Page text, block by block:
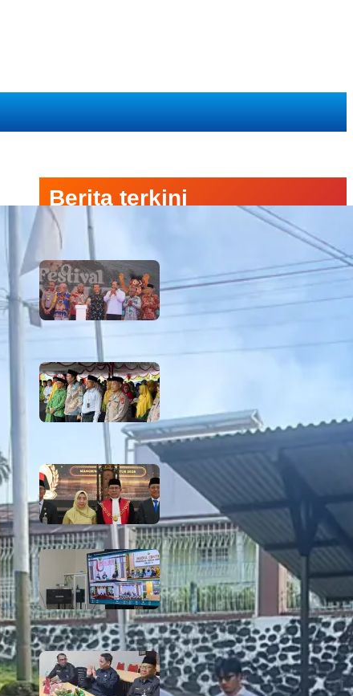
Berita terkini
Semarak Budaya Papua Dimulai!
Ketua PTA Papua Barat Hadiri
Pembukaan Festival Raimuti di
Manokwari
666 Tahun Cahaya Islam di Tanah
Papua! Ketua PTA Papua Barat Hadiri
Peringatan Bersejarah Bersama
Tokoh Agama dan Pemerintah
6 August 2026
PTA Papua Barat Hadiri Pelantikan
WKPT Papua Barat
6 August 2026
Rapat Berkala Umum serta Monev
Kinerja Kepaniteraan Pengadilan
Agama Sewilayah Hukum PTA Papua
Barat Bulan Agustus
5 August 2026
PTA Papua Barat Hadiri Forum
Konsultasi Publik (FKP) Tahun 2026
Secara Virtual